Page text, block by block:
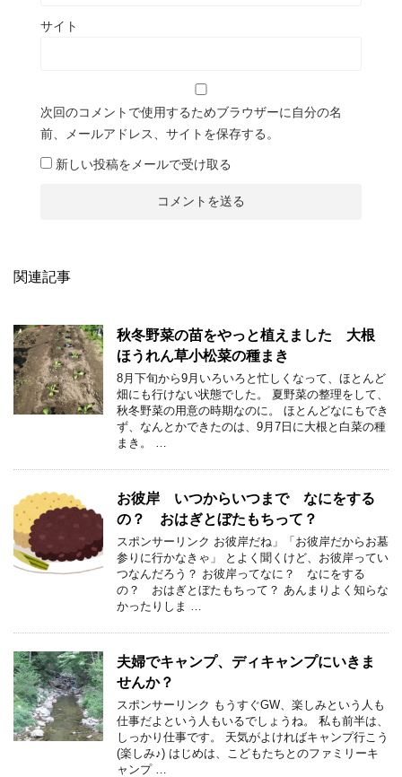
サイト
次回のコメントで使用するためブラウザーに自分の名
前、メールアドレス、サイトを保存する。
新しい投稿をメールで受け取る
関連記事
秋冬野菜の苗をやっと植えました 大根
ほうれん草小松菜の種まき
8月下旬から9月いろいろと忙しくなって、ほとんど
畑にも行けない状態でした。 夏野菜の整理をして、
秋冬野菜の用意の時期なのに。 ほとんどなにもでき
ず、なんとかできたのは、9月7日に大根と白菜の種
まき。 …
お彼岸 いつからいつまで なにをする
の？ おはぎとぼたもちって？
スポンサーリンク お彼岸だね」「お彼岸だからお墓
参りに行かなきゃ」 とよく聞くけど、お彼岸ってい
つなんだろう？ お彼岸ってなに？ なにをする
の？ おはぎとぼたもちって？ あんまりよく知らな
かったりしま …
夫婦でキャンプ、ディキャンプにいきま
せんか？
スポンサーリンク もうすぐGW、楽しみという人も
仕事だよという人もいるでしょうね。 私も前半は、
しっかり仕事です。 天気がよければキャンプ行こう
(楽しみ♪) はじめは、こどもたちとのファミリーキ
ャンプ …